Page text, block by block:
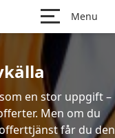
Menu
en stor uppgift –
Men om du
får du den